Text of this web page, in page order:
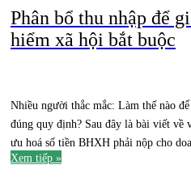
Phân bổ thu nhập để
hiểm xã hội bắt buộc
Nhiều người thắc mắc: Làm thế nào
đúng quy định? Sau đây là bài viết về
ưu hoá số tiền BHXH phải nộp cho
Xem tiếp »